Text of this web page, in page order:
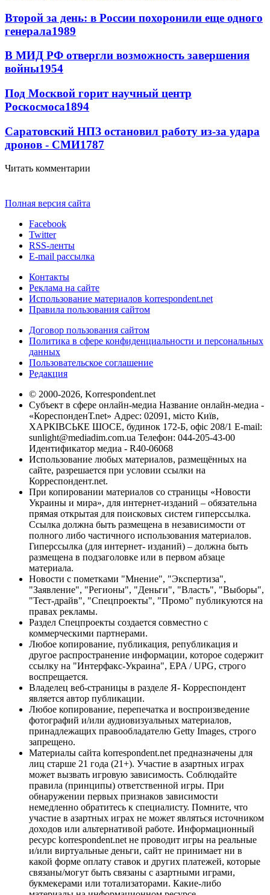
Второй за день: в России похоронили еще одного
генерала1989
В МИД РФ отвергли возможность завершения
войны1954
Под Москвой горит научный центр
Роскосмоса1894
Саратовский НПЗ остановил работу из-за удара
дронов - СМИ1787
Читать комментарии
Полная версия сайта
Facebook
Twitter
RSS-ленты
E-mail рассылка
Контакты
Реклама на сайте
Использование материалов korrespondent.net
Правила пользования сайтом
Договор пользования сайтом
Политика в сфере конфиденциальности и персональных
данных
Пользовательское соглашение
Редакция
© 2000-2026, Korrespondent.net
Субъект в сфере онлайн-медиа Название онлайн-медиа -
«КореспонденТ.net» Адрес: 02091, місто Київ,
ХАРКІВСЬКЕ ШОСЕ, будинок 172-Б, офіс 208/1 E-mail:
sunlight@mediadim.com.ua Телефон: 044-205-43-00
Идентификатор медиа - R40-06068
Использование любых материалов, размещённых на
сайте, разрешается при условии ссылки на
Корреспондент.net.
При копировании материалов со страницы «Новости
Украины и мира», для интернет-изданий – обязательна
прямая открытая для поисковых систем гиперссылка.
Ссылка должна быть размещена в независимости от
полного либо частичного использования материалов.
Гиперссылка (для интернет- изданий) – должна быть
размещена в подзаголовке или в первом абзаце
материала.
Новости с пометками "Мнение", "Экспертиза",
"Заявление", "Регионы", "Деньги", "Власть", "Выборы",
"Тест-драйв", "Спецпроекты", "Промо" публикуются на
правах рекламы.
Раздел Спецпроекты создается совместно с
коммерческими партнерами.
Любое копирование, публикация, републикация и
другое распространение информации, которое содержит
ссылку на "Интерфакс-Украина", EPA / UPG, строго
воспрещается.
Владелец веб-страницы в разделе Я- Корреспондент
является автор публикации.
Любое копирование, перепечатка и воспроизведение
фотографий и/или аудиовизуальных материалов,
принадлежащих правообладателю Getty Images, строго
запрещено.
Материалы сайта korrespondent.net предназначены для
лиц старше 21 года (21+). Участие в азартных играх
может вызвать игровую зависимость. Соблюдайте
правила (принципы) ответственной игры. При
обнаружении первых признаков зависимости
немедленно обратитесь к специалисту. Помните, что
участие в азартных играх не может являться источником
доходов или альтернативой работе. Информационный
ресурс korrespondent.net не проводит игры на реальные
и/или виртуальные деньги, сайт не принимает ни в
какой форме оплату ставок и других платежей, которые
связаны/могут быть связаны с азартными играми,
букмекерами или тотализаторами. Какие-либо